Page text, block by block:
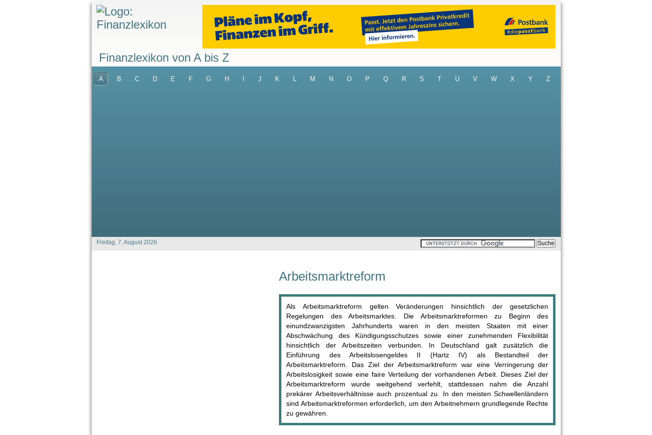
Finanzlexikon von A bis Z
A B C D E F G H J K L M N O P Q R S T U V W X Y Z
Freitag, 7. August 2026
Arbeitsmarktreform
Als Arbeitsmarktreform gelten Veränderungen hinsichtlich der gesetzlichen
Regelungen des Arbeitsmarktes. Die Arbeitsmarktreformen zu Beginn des
einundzwanzigsten Jahrhunderts waren in den meisten Staaten mit einer
Abschwächung des Kündigungsschutzes sowie einer zunehmenden Flexibilität
hinsichtlich der Arbeitszeiten verbunden. In Deutschland galt zusätzlich die
Einführung des Arbeitslosengeldes II (Hartz IV) als Bestandteil der
Arbeitsmarktreform. Das Ziel der Arbeitsmarktreform war eine Verringerung der
Arbeitslosigkeit sowie eine faire Verteilung der vorhandenen Arbeit. Dieses Ziel der
Arbeitsmarktreform wurde weitgehend verfehlt, stattdessen nahm die Anzahl
prekärer Arbeitsverhältnisse auch prozentual zu. In den meisten Schwellenländern
sind Arbeitsmarktreformen erforderlich, um den Arbeitnehmern grundlegende Rechte
zu gewähren.